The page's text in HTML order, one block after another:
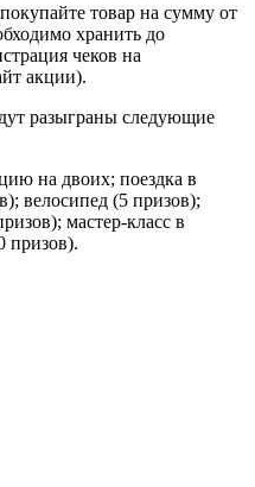
товар на сумму от
хранить до
чеков на
акции).
разыграны следующие
на двоих; поездка в
велосипед (5 призов);
мастер-класс в
призов).